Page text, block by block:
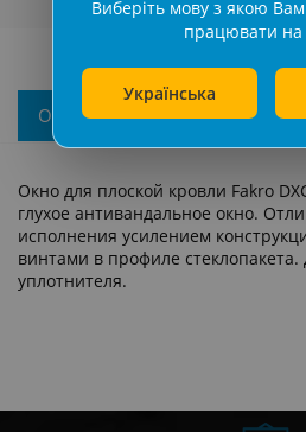
Описание
Окно для плоской кровли Fakro
глухое антивандальное окно.
исполнения усилением
винтами в профиле стеклопакета.
уплотнителя.
Виберіть мову з якою
працювати на
Українська